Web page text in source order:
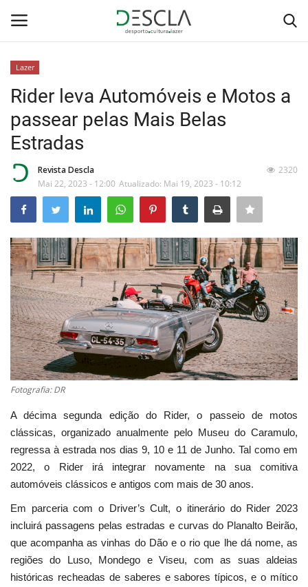
Home
Desporto
Sobre Nós
Educação
Estatuto Editorial
Saúde
Cultura
Lazer
Ambiente
Lazer
Rider leva Automóveis e Motos a
passear pelas Mais Belas
Estradas
Revista Descla
Mai 22, 2023 - 12:00 Atualizado: Mai 19, 2023 - 10:12
2320
Fotografia: DR
A décima segunda edição do Rider, o passeio de motos
clássicas, organizado anualmente pelo Museu do Caramulo,
regressa à estrada nos dias 9, 10 e 11 de Junho. Tal como em
2022, o Rider irá integrar novamente na sua comitiva
automóveis clássicos e antigos com mais de 30 anos.
Em parceria com o Driver’s Cult, o itinerário do Rider 2023
incluirá passagens pelas estradas e curvas do Planalto Beirão,
que acompanha as vinhas do Dão e o rio que lhe dá nome, as
regiões do Luso, Mondego e Viseu, com as suas aldeias
históricas recheadas de saberes e sabores típicos, e o mítico